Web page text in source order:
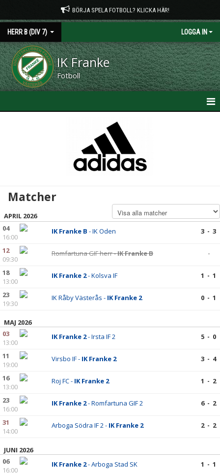
BÖRJA SPELA FOTBOLL? KLICKA HÄR!
HERR B (DIV 7) LOGGA IN
IK Franke
Fotboll
BILDGALLERI
DOKUMENT
KONTAKT
Matcher
APRIL 2026
04
16:00
IK Franke B - IK Oden 3 - 3
12
09:30
Romfartuna GIF herr -IK Franke B -
18
13:00
IK Franke 2- Kolsva IF 1 - 1
23
19:30
IK Råby Västerås - IK Franke 2 0 - 1
MAJ 2026
03
13:00
IK Franke 2- Irsta IF 2 5 - 0
11
19:00
Virsbo IF - IK Franke 2 3 - 4
16
13:00
Roj FC - IK Franke 2 1 - 2
23
16:00
IK Franke 2- Romfartuna GIF 2 6 - 2
31
14:00
Arboga Södra IF 2 - IK Franke 2 2 - 2
JUNI 2026
06
16:00
IK Franke 2- Arboga Stad SK 1 - 1